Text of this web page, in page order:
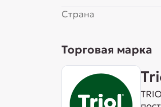
Страна
Торговая марка